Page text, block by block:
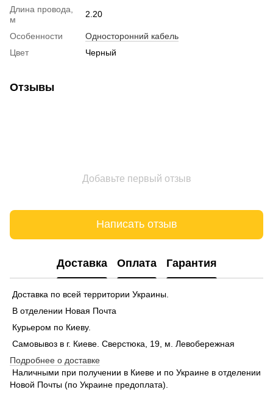
Длина провода,
м
2.20
Особенности
Односторонний кабель
Цвет
Черный
Отзывы
Добавьте первый отзыв
Написать отзыв
Доставка Оплата Гарантия
Доставка по всей территории Украины.
В отделении Новая Почта
Курьером по Киеву.
Самовывоз в г. Киеве. Сверстюка, 19, м. Левобережная
Подробнее о доставке
Наличными при получении в Киеве и по Украине в отделении
Новой Почты (по Украине предоплата).